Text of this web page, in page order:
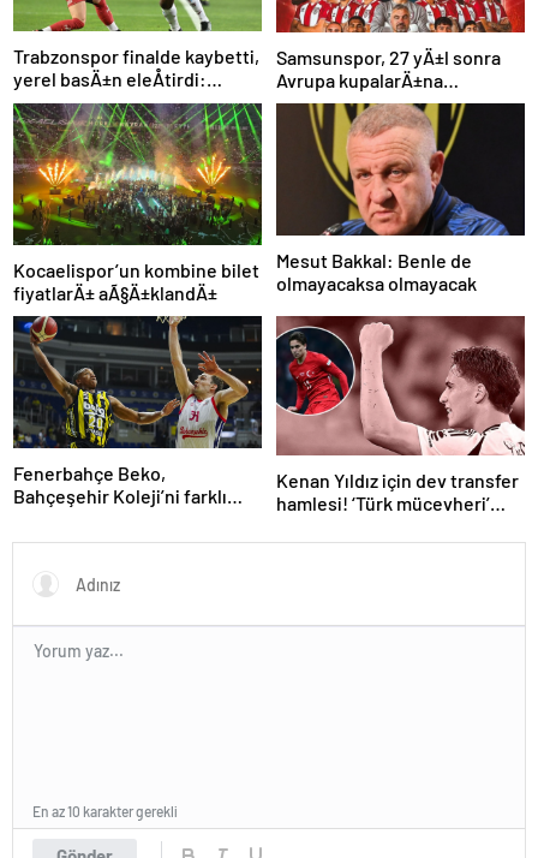
Trabzonspor finalde kaybetti,
yerel basÄ±n eleÅtirdi:
“Futbol felaket, sonuÃ§
rezalet”
Samsunspor, 27 yÄ±l sonra
Avrupa kupalarÄ±na
katÄ±lÄ±yor
Kocaelispor’un kombine bilet
fiyatlarÄ± aÃ§Ä±klandÄ±
Mesut Bakkal: Benle de
olmayacaksa olmayacak
Fenerbahçe Beko,
Bahçeşehir Koleji’ni farklı
Kenan Yıldız için dev transfer
hamlesi! ‘Türk mücevheri’
duyurdular…
En az 10 karakter gerekli